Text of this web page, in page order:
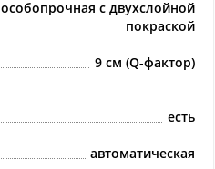
особопрочная с двухслойной
покраской
9 см (Q-фактор)
есть
автоматическая